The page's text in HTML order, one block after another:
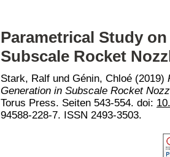
Parametrical Study
Subscale Rocket
Stark, Ralf und Génin, Chloé (2019)
Generation in Subscale Rocket
Torus Press. Seiten 543-554. doi:
94588-228-7. ISSN 2493-3503.